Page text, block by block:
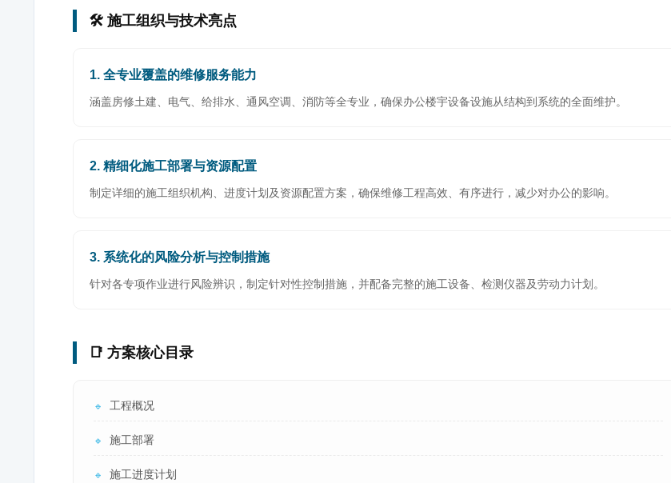
🛠️ 施工组织与技术亮点
1. 全专业覆盖的维修服务能力
涵盖房修土建、电气、给排水、通风空调、消防等全专业，确保办公楼宇设备设施从结构到系统的全面维护。
2. 精细化施工部署与资源配置
制定详细的施工组织机构、进度计划及资源配置方案，确保维修工程高效、有序进行，减少对办公的影响。
3. 系统化的风险分析与控制措施
针对各专项作业进行风险辨识，制定针对性控制措施，并配备完整的施工设备、检测仪器及劳动力计划。
📑 方案核心目录
🔹 工程概况
🔹 施工部署
🔹 施工进度计划